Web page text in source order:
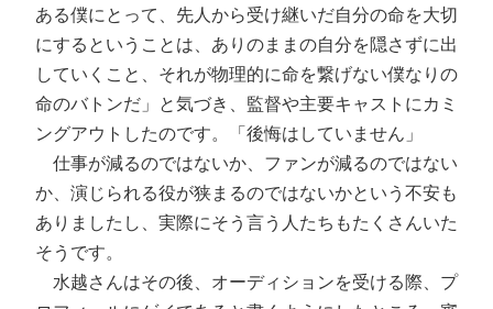
ある僕にとって、先人から受け継いだ自分の命を大切
にするということは、ありのままの自分を隠さずに出
していくこと、それが物理的に命を繋げない僕なりの
命のバトンだ」と気づき、監督や主要キャストにカミ
ングアウトしたのです。「後悔はしていません」
仕事が減るのではないか、ファンが減るのではない
か、演じられる役が狭まるのではないかという不安も
ありましたし、実際にそう言う人たちもたくさんいた
そうです。
水越さんはその後、オーディションを受ける際、プ